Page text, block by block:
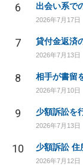
6 出会い系で
2026年7月17日
7 貸付金返済
2026年7月13日
8 相手が書留
2026年7月10日
9 少額訴訟を
2026年7月13日
10 少額訴訟 住
2026年7月12日